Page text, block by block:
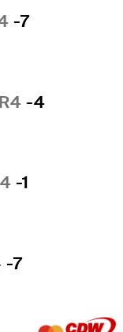
-7
R4 -4
-1
-7